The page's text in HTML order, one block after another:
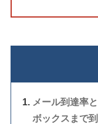
メール到達率
ボックスまで